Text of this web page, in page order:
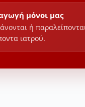
μόνοι μας
ή
ιατρού.